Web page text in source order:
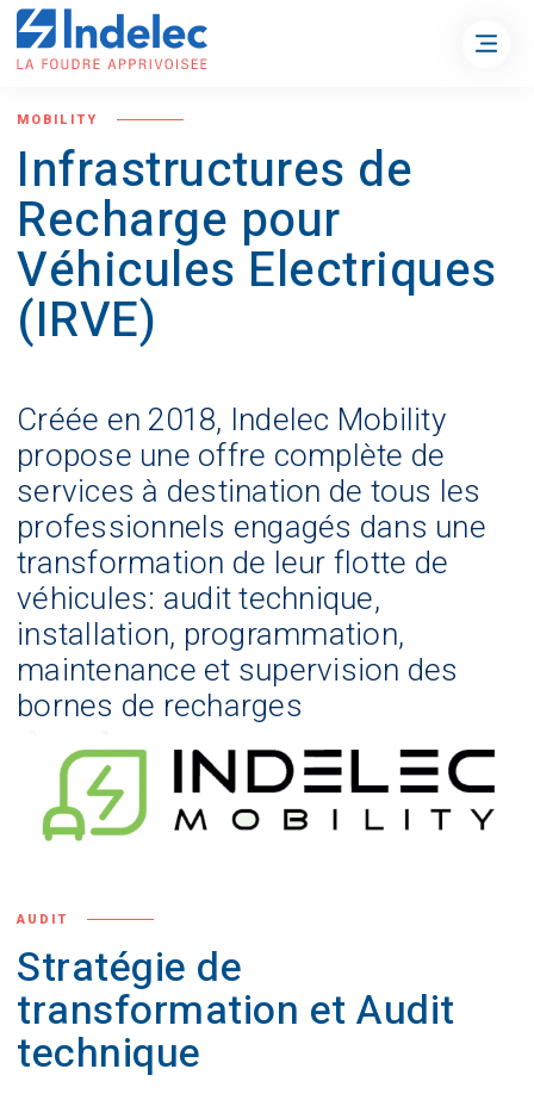
MOBILITY
Infrastructures de
Recharge pour
Véhicules Electriques
(IRVE)
Créée en 2018, Indelec Mobility
propose une offre complète de
services à destination de tous les
professionnels engagés dans une
transformation de leur flotte de
véhicules: audit technique,
installation, programmation,
maintenance et supervision des
bornes de recharges
AUDIT
Stratégie de
transformation et Audit
technique